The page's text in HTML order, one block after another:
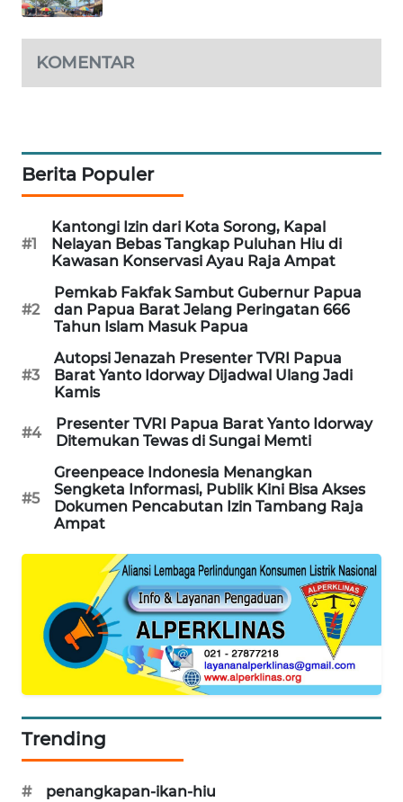
KOMENTAR
Berita Populer
#1
Kantongi Izin dari Kota Sorong, Kapal
Nelayan Bebas Tangkap Puluhan Hiu di
Kawasan Konservasi Ayau Raja Ampat
#2
Pemkab Fakfak Sambut Gubernur Papua
dan Papua Barat Jelang Peringatan 666
Tahun Islam Masuk Papua
#3
Autopsi Jenazah Presenter TVRI Papua
Barat Yanto Idorway Dijadwal Ulang Jadi
Kamis
#4
Presenter TVRI Papua Barat Yanto Idorway
Ditemukan Tewas di Sungai Memti
#5
Greenpeace Indonesia Menangkan
Sengketa Informasi, Publik Kini Bisa Akses
Dokumen Pencabutan Izin Tambang Raja
Ampat
Trending
# penangkapan-ikan-hiu
METRO
NEWS
JURNAL
MARITIM
HUMBANG
NEWS
GARONGGANG
NEWS
FISUELRI
ID
ENERGI
NEWS
BERKAT
NEWS
BERAMPU
ANUGERAH